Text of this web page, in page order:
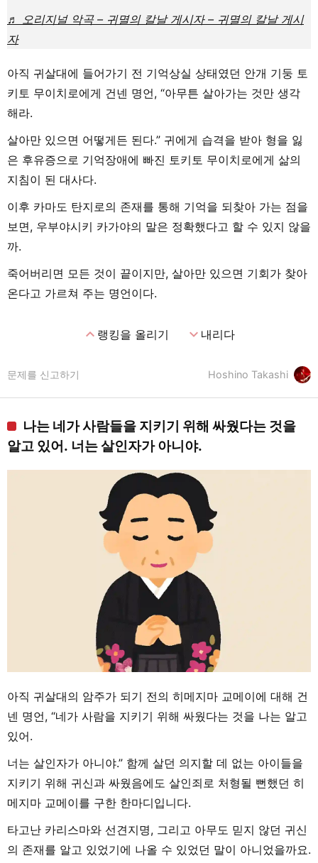
♬ 오리지널 악곡 – 귀멸의 칼날 게시자 – 귀멸의 칼날 게시
자
아직 귀살대에 들어가기 전 기억상실 상태였던 안개 기둥 토
키토 무이치로에게 건넨 명언, “아무튼 살아가는 것만 생각
해라.
살아만 있으면 어떻게든 된다.” 귀에게 습격을 받아 형을 잃
은 후유증으로 기억장애에 빠진 토키토 무이치로에게 삶의
지침이 된 대사다.
이후 카마도 탄지로의 존재를 통해 기억을 되찾아 가는 점을
보면, 우부야시키 카가야의 말은 정확했다고 할 수 있지 않을
까.
죽어버리면 모든 것이 끝이지만, 살아만 있으면 기회가 찾아
온다고 가르쳐 주는 명언이다.
expand_less랭킹을 올리기 expand_more내리다
Hoshino Takashi
문제를 신고하기
나는 네가 사람들을 지키기 위해 싸웠다는 것을
알고 있어. 너는 살인자가 아니야.
아직 귀살대의 암주가 되기 전의 히메지마 교메이에 대해 건
넨 명언, “네가 사람을 지키기 위해 싸웠다는 것을 나는 알고
있어.
너는 살인자가 아니야.” 함께 살던 의지할 데 없는 아이들을
지키기 위해 귀신과 싸웠음에도 살인죄로 처형될 뻔했던 히
메지마 교메이를 구한 한마디입니다.
타고난 카리스마와 선견지명, 그리고 아무도 믿지 않던 귀신
의 존재를 알고 있었기에 나올 수 있었던 말이 아니었을까요.